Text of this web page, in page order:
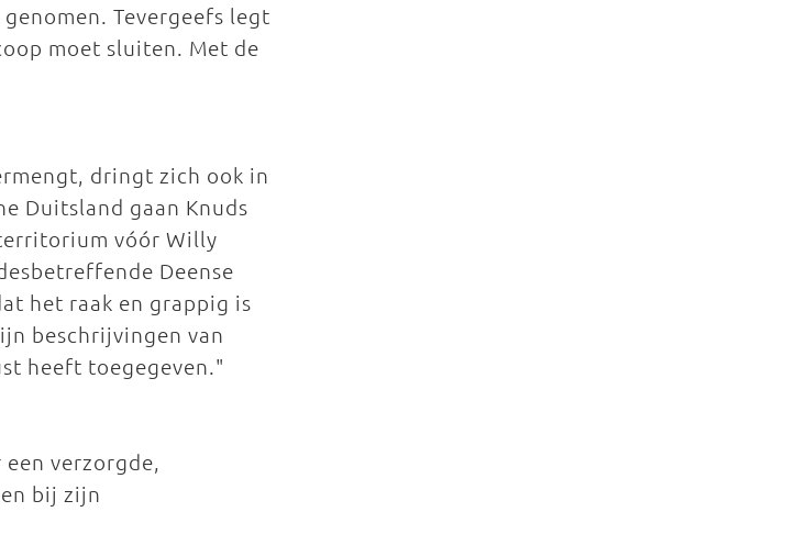
Tevergeefs legt
moet sluiten. Met de
dringt zich ook in
Duitsland gaan Knuds
vóór Willy
Deense
het raak en grappig is
beschrijvingen van
heeft toegegeven."
verzorgde,
bij zijn